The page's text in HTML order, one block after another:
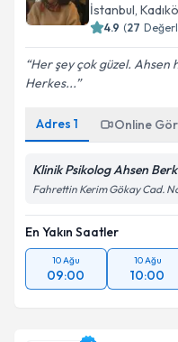
İstanbul,
4.9 (27
Her şey çok güzel. Ahsen
Herkes...
Adres 1 Online
Klinik Psikolog Ahsen
Fahrettin Kerim Gökay Cad.
En Yakın Saatler
10 Ağu
09:00
10 Ağu
10:00